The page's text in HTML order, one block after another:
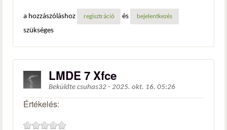
a hozzászóláshoz regisztráció és bejelentkezés
szükséges
LMDE 7 Xfce
Beküldte csuhas32 - 2025. okt. 16. 05:26
Értékelés: